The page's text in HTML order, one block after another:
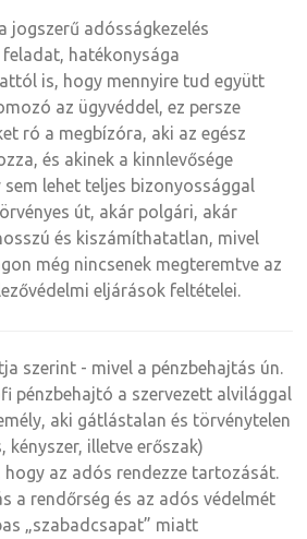
jogszerű adósságkezelés
hatékonysága
is, hogy mennyire tud együtt
az ügyvéddel, ez persze
ró a megbízóra, aki az egész
és akinek a kinnlevősége
lehet teljes bizonyossággal
út, akár polgári, akár
és kiszámíthatatlan, mivel
még nincsenek megteremtve az
eljárások feltételei.
szerint - mivel a pénzbehajtás ún.
pénzbehajtó a szervezett alvilággal
aki gátlástalan és törvénytelen
kényszer, illetve erőszak)
hogy az adós rendezze tartozását.
a rendőrség és az adós védelmét
„szabadcsapat” miatt